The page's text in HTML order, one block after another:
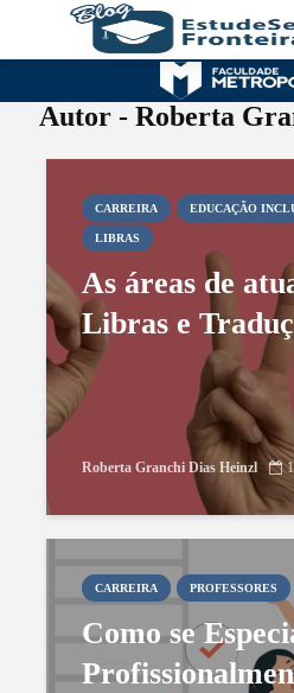
Autor - Roberta
CARREIRA EDUCAÇÃO
LIBRAS
As áreas de
Libras e
Roberta Granchi Dias Heinzl
CARREIRA PROFESSORES
Como se